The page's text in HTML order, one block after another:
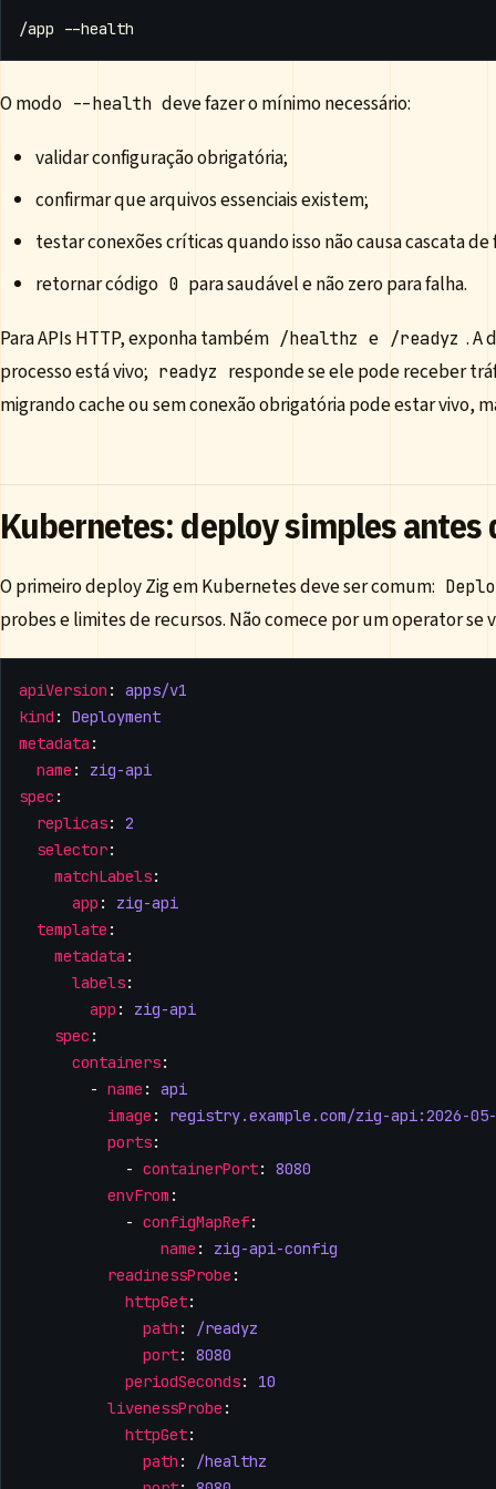
O modo --health deve fazer o mínimo necessário:
validar configuração obrigatória;
confirmar que arquivos essenciais existem;
testar conexões críticas quando isso não causa cascata de
retornar código 0 para saudável e não zero para falha.
Para APIs HTTP, exponha também /healthz e /readyz . A
processo está vivo; readyz responde se ele pode receber
migrando cache ou sem conexão obrigatória pode estar vivo,
Kubernetes: deploy simples antes
O primeiro deploy Zig em Kubernetes deve ser comum:
probes e limites de recursos. Não comece por um operator se
apiVersion :
apps/v1
kind :
Deployment
metadata :
name :
zig-api
spec :
replicas:
2
selector:
matchLabels:
app :
zig-api
template :
metadata :
labels:
app :
zig-api
spec :
containers:
- name :
api
image :
registry.example.com/zig-api:2026-
ports:
- containerPort:
8080
envFrom :
- configMapRef:
name :
zig-api-config
readinessProbe :
httpGet:
path :
/readyz
port:
8080
periodSeconds:
10
livenessProbe :
httpGet:
path :
/healthz